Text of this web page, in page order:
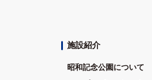
施設紹介
昭和記念公園について